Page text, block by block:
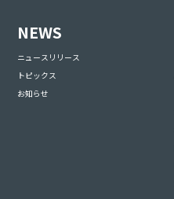
NEWS
ニュースリリース
トピックス
お知らせ